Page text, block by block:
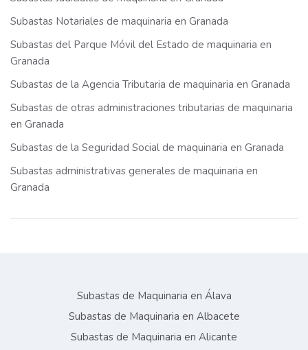
Subastas Notariales de maquinaria en Granada
Subastas del Parque Móvil del Estado de maquinaria en
Granada
Subastas de la Agencia Tributaria de maquinaria en Granada
Subastas de otras administraciones tributarias de maquinaria
en Granada
Subastas de la Seguridad Social de maquinaria en Granada
Subastas administrativas generales de maquinaria en
Granada
Subastas de Maquinaria en Álava
Subastas de Maquinaria en Albacete
Subastas de Maquinaria en Alicante